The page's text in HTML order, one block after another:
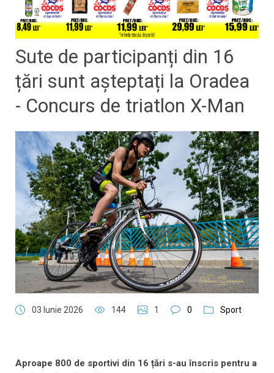
Sute de participanți din 16
țări sunt așteptați la Oradea
- Concurs de triatlon X-Man
03 Iunie 2026 144 1 0 Sport
Aproape 800 de sportivi din 16 țări s-au înscris pentru a